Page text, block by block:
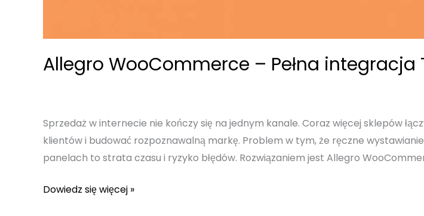
Allegro WooCommerce – Pełna integracja
Sprzedaż w internecie nie kończy się na jednym kanale. Coraz więcej sklepów
klientów i budować rozpoznawalną markę. Problem w tym, że ręczne
panelach to strata czasu i ryzyko błędów. Rozwiązaniem jest Allegro
Allegro
Dowiedz się więcej »